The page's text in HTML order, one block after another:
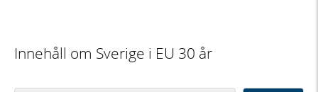
Innehåll om Sverige i EU 30 år